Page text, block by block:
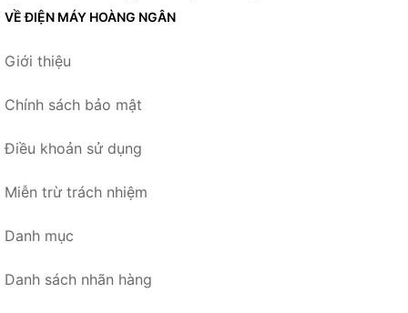
VỀ ĐIỆN MÁY HOÀNG NGÂN
Giới thiệu
Chính sách bảo mật
Điều khoản sử dụng
Miễn trừ trách nhiệm
Danh mục
Danh sách nhãn hàng